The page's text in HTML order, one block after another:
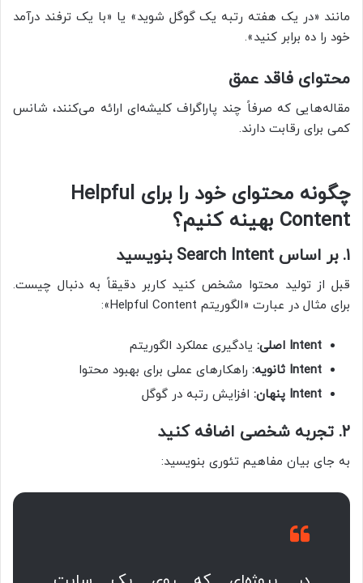
مانند «در یک هفته رتبه یک گوگل شوید» یا «با یک ترفند درآمد
خود را ده برابر کنید».
محتوای فاقد عمق
مقاله‌هایی که صرفاً چند پاراگراف کلیشه‌ای ارائه می‌کنند، شانس
کمی برای رقابت دارند.
چگونه محتوای خود را برای Helpful
Content بهینه کنیم؟
۱. بر اساس Search Intent بنویسید
قبل از تولید محتوا مشخص کنید کاربر دقیقاً به دنبال چیست.
برای مثال در عبارت «الگوریتم Helpful Content»:
Intent اصلی:
یادگیری عملکرد الگوریتم
Intent ثانویه:
راهکارهای عملی برای بهبود محتوا
Intent پنهان:
افزایش رتبه در گوگل
۲. تجربه شخصی اضافه کنید
به جای بیان مفاهیم تئوری بنویسید: